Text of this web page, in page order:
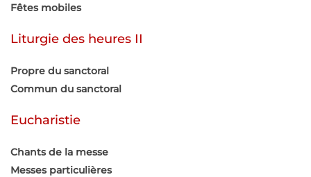
Fêtes mobiles
Liturgie des heures II
Propre du sanctoral
Commun du sanctoral
Eucharistie
Chants de la messe
Messes particulières